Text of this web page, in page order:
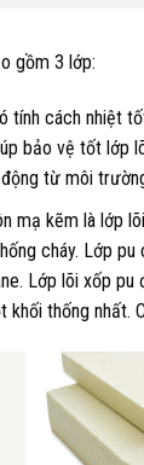
gồm 3 lớp:
tính cách nhiệt
bảo vệ tốt lớp
từ môi
mạ kẽm là lớp
cháy. Lớp
Lớp lõi xốp
khối thống nhất.